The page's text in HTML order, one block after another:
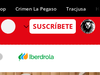
Crimen La Pegaso Tracjusa